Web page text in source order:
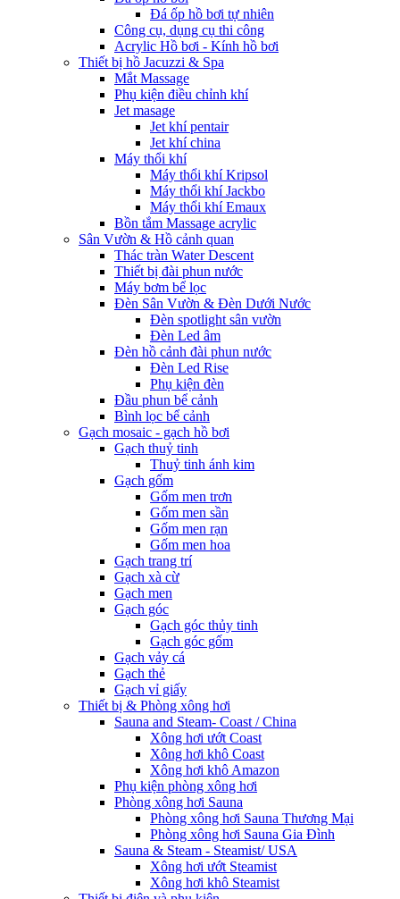
Đá ốp hồ bơi tự nhiên
Công cụ, dụng cụ thi công
Acrylic Hồ bơi - Kính hồ bơi
Thiết bị hồ Jacuzzi & Spa
Mắt Massage
Phụ kiện điều chỉnh khí
Jet masage
Jet khí pentair
Jet khí china
Máy thổi khí
Máy thổi khí Kripsol
Máy thổi khí Jackbo
Máy thổi khí Emaux
Bồn tắm Massage acrylic
Sân Vườn & Hồ cảnh quan
Thác tràn Water Descent
Thiết bị đài phun nước
Máy bơm bể lọc
Đèn Sân Vườn & Đèn Dưới Nước
Đèn spotlight sân vườn
Đèn Led âm
Đèn hồ cảnh đài phun nước
Đèn Led Rise
Phụ kiện đèn
Đầu phun bể cảnh
Bình lọc bể cảnh
Gạch mosaic - gạch hồ bơi
Gạch thuỷ tinh
Thuỷ tinh ánh kim
Gạch gốm
Gốm men trơn
Gốm men sần
Gốm men rạn
Gốm men hoa
Gạch trang trí
Gạch xà cừ
Gạch men
Gạch góc
Gạch góc thủy tinh
Gạch góc gốm
Gạch vảy cá
Gạch thẻ
Gạch vỉ giấy
Thiết bị & Phòng xông hơi
Sauna and Steam- Coast / China
Xông hơi ướt Coast
Xông hơi khô Coast
Xông hơi khô Amazon
Phụ kiện phòng xông hơi
Phòng xông hơi Sauna
Phòng xông hơi Sauna Thương Mại
Phòng xông hơi Sauna Gia Đình
Sauna & Steam - Steamist/ USA
Xông hơi ướt Steamist
Xông hơi khô Steamist